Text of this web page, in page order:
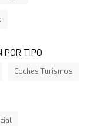
POR TIPO
Coches Turismos